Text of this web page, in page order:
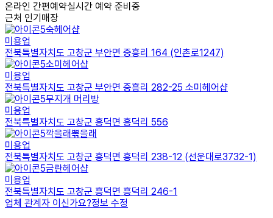
온라인 간편예약실시간 예약 준비중
근처 인기매장
숙헤어샵
미용업
전북특별자치도 고창군 부안면 중흥리 164 (인촌로1247)
소미헤어샵
미용업
전북특별자치도 고창군 부안면 중흥리 282-25 소미헤어샵
무지개 머리방
미용업
전북특별자치도 고창군 흥덕면 흥덕리 556
깍을래뽂을래
미용업
전북특별자치도 고창군 흥덕면 흥덕리 238-12 (선운대로3732-1)
금란헤어샵
미용업
전북특별자치도 고창군 흥덕면 흥덕리 246-1
업체 관계자 이신가요?정보 수정